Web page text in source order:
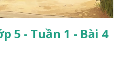
5 - Tuần 1 - Bài 4